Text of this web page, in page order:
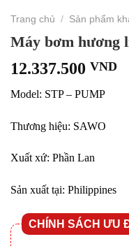
Trang chủ / Sản phẩm
Máy bơm hương
12.337.500 VND
Model: STP – PUMP
Thương hiệu: SAWO
Xuất xứ: Phần Lan
Sản xuất tại: Philippines
CHÍNH SÁCH ƯU